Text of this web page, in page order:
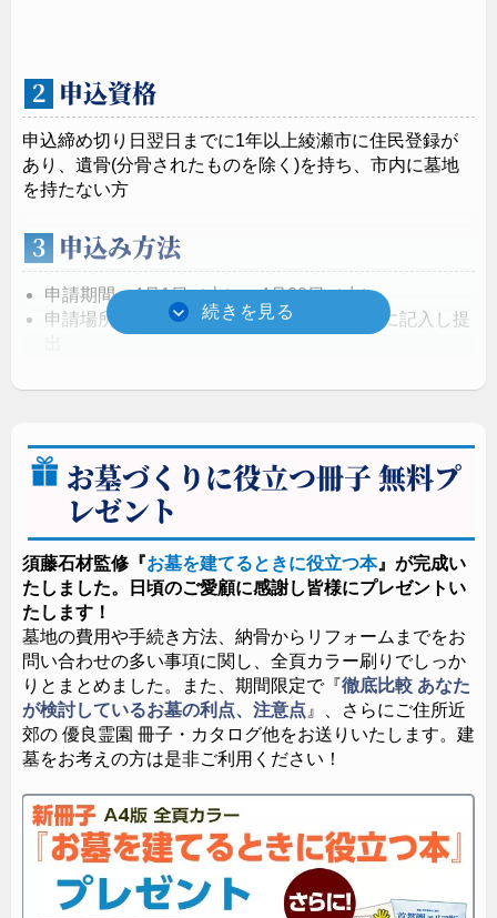
２ 申込資格
申込締め切り日翌日までに1年以上綾瀬市に住民登録が
あり、遺骨(分骨されたものを除く)を持ち、市内に墓地
を持たない方
３ 申込み方法
申請期間：4月1日（火）～4月30日（水）
申請場所：綾瀬市高齢介護課にて申込用紙に記入し提
お墓づくりに役立つ冊子 無料プ
レゼント
須藤石材監修『お墓を建てるときに役立つ本』が完成い
たしました。日頃のご愛顧に感謝し皆様にプレゼントい
たします！
墓地の費用や手続き方法、納骨からリフォームまでをお
問い合わせの多い事項に関し、全頁カラー刷りでしっか
りとまとめました。また、期間限定で『徹底比較 あなた
が検討しているお墓の利点、注意点 』、さらにご住所近
郊の 優良霊園 冊子・カタログ他をお送りいたします。建
墓をお考えの方は是非ご利用ください！